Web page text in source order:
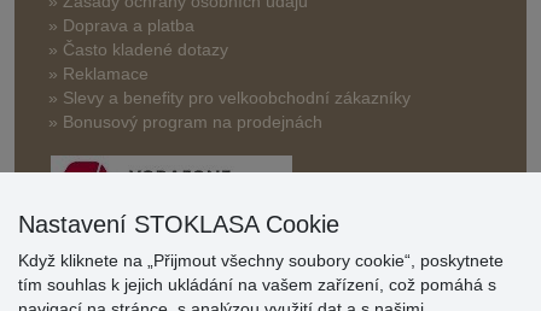
» Doprava a platba
» Často kladené dotazy
» Reklamace
» Slevy a benefity pro velkoobchodní zákazníky
» Bonusový program na prodejnách
Hodnocení
Nastavení STOKLASA Cookie
Když kliknete na „Přijmout všechny soubory cookie“, poskytnete
tím souhlas k jejich ukládání na vašem zařízení, což pomáhá s